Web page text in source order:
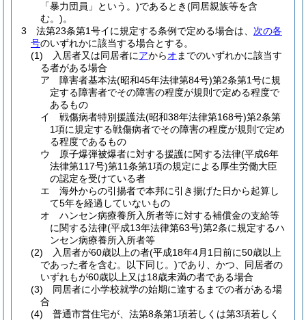
「暴力団員」という。)であるとき(同居親族等を含
む。)。
3
法第23条第1号イに規定する条例で定める場合は、 次の各
号のいずれかに該当する場合とする。
(1)
入居者又は同居者にアからオ までのいずれかに該当す
る者がある場合
ア
障害者基本法(昭和45年法律第84号)第2条第1号に規
定する障害者でその障害の程度が規則で定める程度で
あるもの
イ
戦傷病者特別援護法(昭和38年法律第168号)第2条第
1項に規定する戦傷病者でその障害の程度が規則で定め
る程度であるもの
ウ
原子爆弾被爆者に対する援護に関する法律(平成6年
法律第117号)第11条第1項の規定による厚生労働大臣
の認定を受けている者
エ
海外からの引揚者で本邦に引き揚げた日から起算し
て5年を経過していないもの
オ
ハンセン病療養所入所者等に対する補償金の支給等
に関する法律(平成13年法律第63号)第2条に規定するハ
ンセン病療養所入所者等
(2)
入居者が60歳以上の者(平成18年4月1日前に50歳以上
であった者を含む。以下同じ。)であり、かつ、同居者の
いずれもが60歳以上又は18歳未満の者である場合
(3)
同居者に小学校就学の始期に達するまでの者がある場
合
(4)
普通市営住宅が、法第8条第1項若しくは第3項若しく